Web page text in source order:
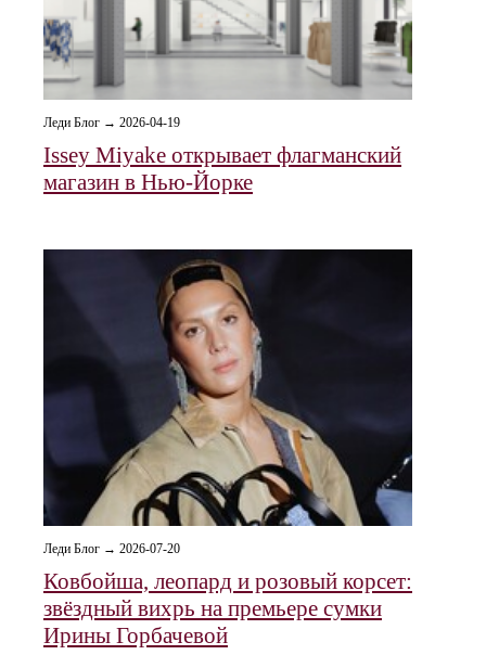
Леди Блог → 2026-04-19
Issey Miyake открывает флагманский
магазин в Нью-Йорке
Леди Блог → 2026-07-20
Ковбойша, леопард и розовый корсет:
звёздный вихрь на премьере сумки
Ирины Горбачевой